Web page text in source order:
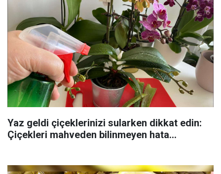
Yaz geldi çiçeklerinizi sularken dikkat edin:
Çiçekleri mahveden bilinmeyen hata...